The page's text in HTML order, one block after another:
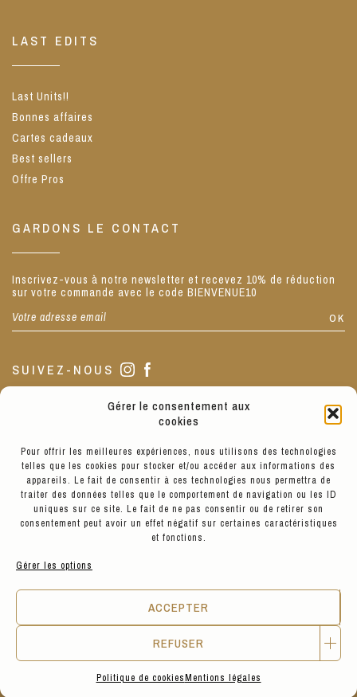
Gérer le consentement aux
cookies
Pour offrir les meilleures expériences, nous utilisons des technologies
telles que les cookies pour stocker et/ou accéder aux informations des
appareils. Le fait de consentir à ces technologies nous permettra de
traiter des données telles que le comportement de navigation ou les ID
uniques sur ce site. Le fait de ne pas consentir ou de retirer son
consentement peut avoir un effet négatif sur certaines caractéristiques
et fonctions.
Gérer les options
ACCEPTER
REFUSER
Politique de cookiesMentions légales
LAST EDITS
Last Units!!
Bonnes affaires
Cartes cadeaux
Best sellers
Offre Pros
GARDONS LE CONTACT
Inscrivez-vous à notre newsletter et recevez 10% de réduction
sur votre commande avec le code BIENVENUE10
SUIVEZ-NOUS
La boutique est située au 3 de notre jolie Place Sathonay, Lyon
Nous sommes ouverts de 10h à 19h du Mardi au Vendredi, de 11h
à 19h le Samedi, et de 13h à 17h le Lundi.
VOIR LES PRODUITS
© Hyppairs 2026
Mentions légales CGV